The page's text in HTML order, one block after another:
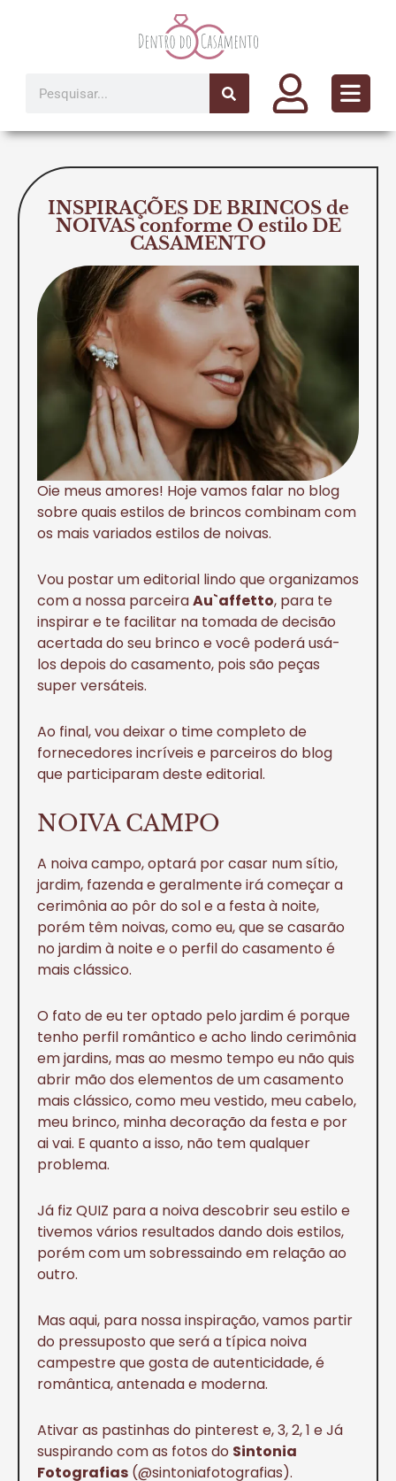
INSPIRAÇÕES DE BRINCOS de
NOIVAS conforme O estilo DE
CASAMENTO
Oie meus amores! Hoje vamos falar no blog
sobre quais estilos de brincos combinam com
os mais variados estilos de noivas.
Vou postar um editorial lindo que organizamos
com a nossa parceiraAu`affetto, para te
inspirar e te facilitar na tomada de decisão
acertada do seu brinco e você poderá usá-
los depois do casamento, pois são peças
super versáteis.
Ao final, vou deixar o time completo de
fornecedores incríveis e parceiros do blog
que participaram deste editorial.
NOIVA CAMPO
A noiva campo, optará por casar num sítio,
jardim, fazenda e geralmente irá começar a
cerimônia ao pôr do sol e a festa à noite,
porém têm noivas, como eu, que se casarão
no jardim à noite e o perfil do casamento é
mais clássico.
O fato de eu ter optado pelo jardim é porque
tenho perfil romântico e acho lindo cerimônia
em jardins, mas ao mesmo tempo eu não quis
abrir mão dos elementos de um casamento
mais clássico, como meu vestido, meu cabelo,
meu brinco, minha decoração da festa e por
ai vai. E quanto a isso, não tem qualquer
problema.
Já fiz QUIZ para a noiva descobrir seu estilo e
tivemos vários resultados dando dois estilos,
porém com um sobressaindo em relação ao
outro.
Mas aqui, para nossa inspiração, vamos partir
do pressuposto que será a típica noiva
campestre que gosta de autenticidade, é
romântica, antenada e moderna.
Ativar as pastinhas do pinterest e, 3, 2, 1 e Já
suspirando com as fotos do Sintonia
Fotografias (@sintoniafotografias).